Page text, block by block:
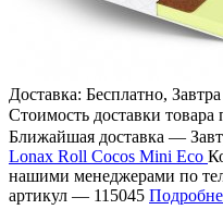
Доставка: Бесплатно, Завтра
Стоимость доставки товара
Ближайшая доставка —
Lonax Roll Cocos Mini Eco
нашими менеджерами по
артикул — 115045